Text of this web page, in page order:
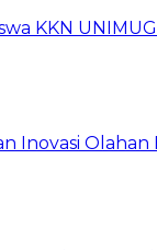
KKN
Inovasi